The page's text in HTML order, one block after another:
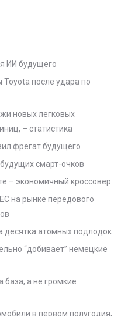
ИИ будущего
Toyota после удара по
новых легковых
– статистика
фрегат будущего
смарт-очков
– экономичный кроссовер
на рынке передового
десятка атомных подлодок
“добивает” немецкие
база, а не громкие
в первом полугодия,